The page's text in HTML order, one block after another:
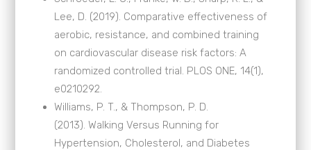
Lee, D. (2019). Comparative effectiveness of
aerobic, resistance, and combined training
on cardiovascular disease risk factors: A
randomized controlled trial. PLOS ONE, 14(1),
e0210292.
Williams, P. T., & Thompson, P. D.
(2013). Walking Versus Running for
Hypertension, Cholesterol, and Diabetes